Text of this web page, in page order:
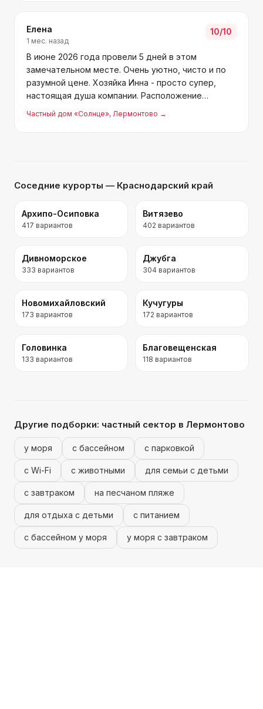
Елена
1 мес. назад
10/10
В июне 2026 года провели 5 дней в этом
замечательном месте. Очень уютно, чисто и по
разумной цене. Хозяйка Инна - просто супер,
настоящая душа компании. Расположение
шикарное, до центрального пляжа всего пара
минут, около 350 метров. Вокруг много магазинов
Частный дом «Солнце», Лермонтово →
Соседние курорты — Краснодарский край
Архипо-Осиповка
417 вариантов
Витязево
402 вариантов
Дивноморское
333 вариантов
Джубга
304 вариантов
Новомихайловский
173 вариантов
Кучугуры
172 вариантов
Головинка
133 вариантов
Благовещенская
118 вариантов
Другие подборки: частный сектор в Лермонтово
у моря с бассейном с парковкой
с Wi-Fi с животными для семьи с детьми
с завтраком на песчаном пляже
для отдыха с детьми с питанием
с бассейном у моря у моря с завтраком